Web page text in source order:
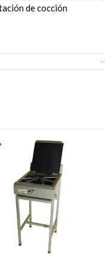
de cocción